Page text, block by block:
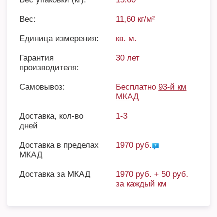
Вес: 11,60 кг/м²
Единица измерения: кв. м.
Гарантия
производителя:
30 лет
Самовывоз: Бесплатно 93-й км
МКАД
Доставка, кол-во
дней
1-3
Доставка в пределах
МКАД
1970 руб.
Доставка за МКАД
1970 руб. + 50 руб.
за каждый км